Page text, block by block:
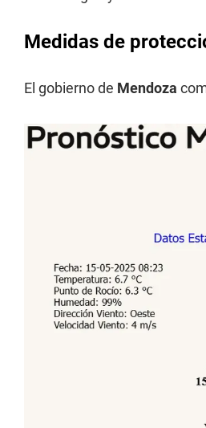
Medidas de
El gobierno de Mendoza